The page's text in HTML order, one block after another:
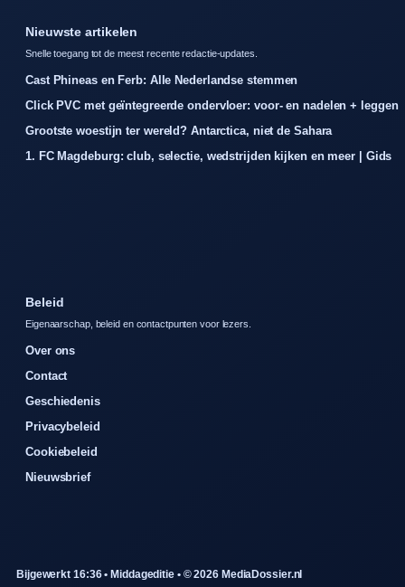
Nieuwste artikelen
Snelle toegang tot de meest recente redactie-updates.
Cast Phineas en Ferb: Alle Nederlandse stemmen
Click PVC met geïntegreerde ondervloer: voor- en nadelen + leggen
Grootste woestijn ter wereld? Antarctica, niet de Sahara
1. FC Magdeburg: club, selectie, wedstrijden kijken en meer | Gids
Beleid
Eigenaarschap, beleid en contactpunten voor lezers.
Over ons
Contact
Geschiedenis
Privacybeleid
Cookiebeleid
Nieuwsbrief
Bijgewerkt 16:36 • Middageditie • © 2026 MediaDossier.nl